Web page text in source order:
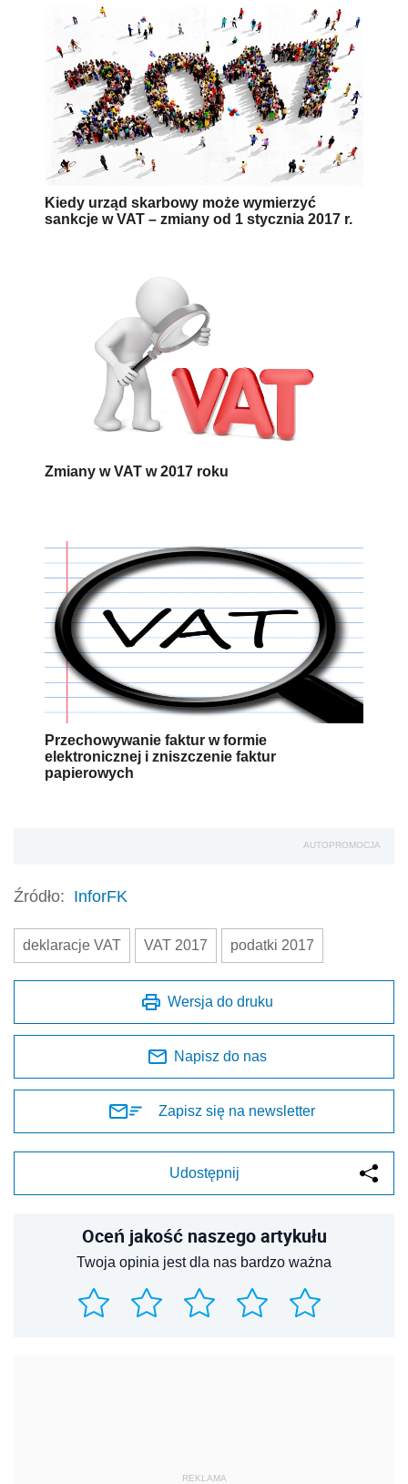
Kiedy urząd skarbowy może wymierzyć
sankcje w VAT – zmiany od 1 stycznia 2017 r.
Zmiany w VAT w 2017 roku
Przechowywanie faktur w formie
elektronicznej i zniszczenie faktur
papierowych
AUTOPROMOCJA
Źródło: InforFK
deklaracje VAT VAT 2017 podatki 2017
Wersja do druku
Napisz do nas
Zapisz się na newsletter
Udostępnij
Oceń jakość naszego artykułu
Twoja opinia jest dla nas bardzo ważna
REKLAMA